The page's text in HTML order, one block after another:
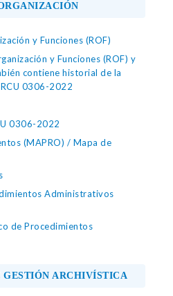
y Funciones (ROF)
y Funciones (ROF) y
contiene historial de la
0306-2022
0306-2022
(MAPRO) / Mapa de
Administrativos
de Procedimientos
GESTIÓN ARCHIVÍSTICA